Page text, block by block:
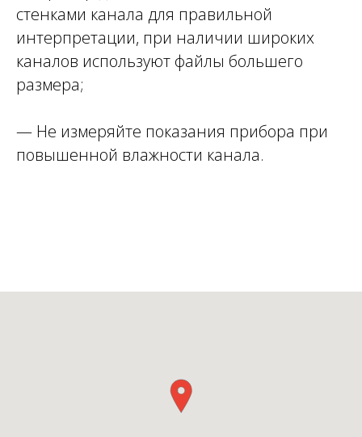
стенками канала для правильной
интерпретации, при наличии широких
каналов используют файлы большего
размера;
— Не измеряйте показания прибора при
повышенной влажности канала.